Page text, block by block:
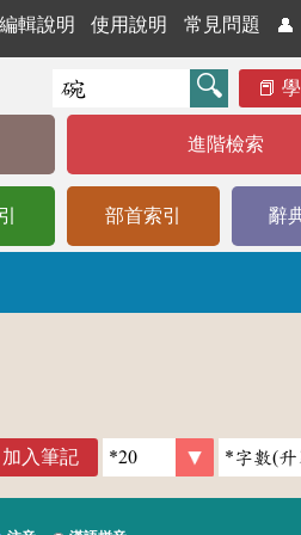
編輯說明 使用說明 常見問題 👤
進階檢索
部首索引 辭
加入筆記